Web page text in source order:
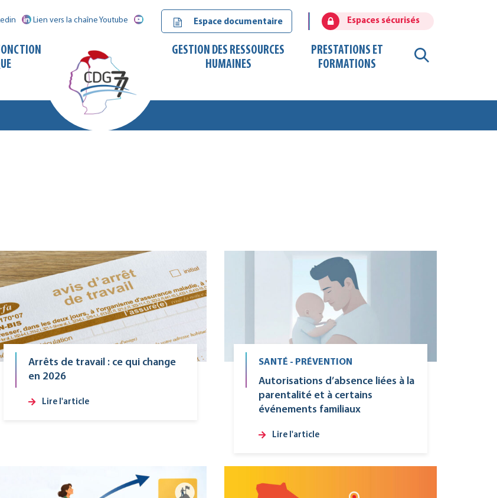
Lien vers la chaîne Youtube Espace documentaire Espaces sécurisés
CDG
GESTION DES RESSOURCES
HUMAINES
PRESTATIONS ET
FORMATIONS
Arrêts de travail : ce qui change
en 2026
Lire l'article
SANTÉ - PRÉVENTION
Autorisations d’absence liées à la
parentalité et à certains
événements familiaux
Lire l'article